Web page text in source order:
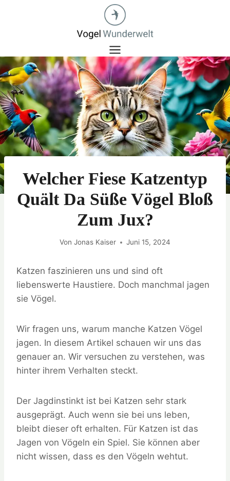
Welcher Fiese Katzentyp
Quält Da Süße Vögel Bloß
Zum Jux?
Von Jonas Kaiser Juni 15, 2024
Katzen faszinieren uns und sind oft
liebenswerte Haustiere. Doch manchmal jagen
sie Vögel.
Wir fragen uns, warum manche Katzen Vögel
jagen. In diesem Artikel schauen wir uns das
genauer an. Wir versuchen zu verstehen, was
hinter ihrem Verhalten steckt.
Der Jagdinstinkt ist bei Katzen sehr stark
ausgeprägt. Auch wenn sie bei uns leben,
bleibt dieser oft erhalten. Für Katzen ist das
Jagen von Vögeln ein Spiel. Sie können aber
nicht wissen, dass es den Vögeln wehtut.